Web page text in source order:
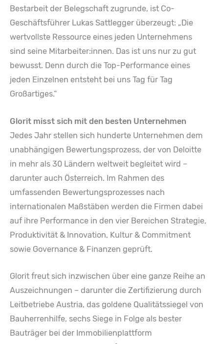
Bestarbeit der Belegschaft zugrunde, ist Co-
Geschäftsführer Lukas Sattlegger überzeugt: „Die
wertvollste Ressource eines jeden Unternehmens
sind seine Mitarbeiter:innen. Das ist uns nur zu gut
bewusst. Denn durch die Top-Performance eines
jeden Einzelnen entsteht bei uns Tag für Tag
Großartiges.“
Glorit misst sich mit den besten Unternehmen
Jedes Jahr stellen sich hunderte Unternehmen dem
unabhängigen Bewertungsprozess, der von Deloitte
in mehr als 30 Ländern weltweit begleitet wird –
darunter auch Österreich. Im Rahmen des
umfassenden Bewertungsprozesses nach
internationalen Maßstäben werden die Firmen dabei
auf ihre Performance in den vier Bereichen Strategie,
Produktivität & Innovation, Kultur & Commitment
sowie Governance & Finanzen geprüft.
Glorit freut sich inzwischen über eine ganze Reihe an
Auszeichnungen – darunter die Zertifizierung durch
Leitbetriebe Austria, das goldene Qualitätssiegel von
Bauherrenhilfe, sechs Siege in Folge als bester
Bauträger bei der Immobilienplattform